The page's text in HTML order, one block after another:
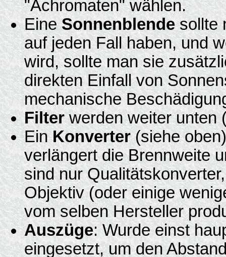
"Achromaten" wählen.
EineSonnenblendesollte
auf jeden Fall haben, und
wird, sollte man sie
direkten Einfall von
mechanische
Filterwerden weiter unten
EinKonverter(siehe
verlängert die Brennweite
sind nur
Objektiv (oder einige
vom selben Hersteller
Auszüge: Wurde einst
eingesetzt, um den